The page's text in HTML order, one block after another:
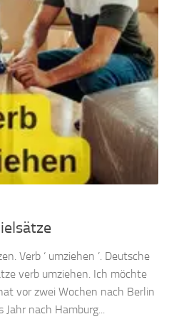
Verb ‘ umziehen ’. Deutsche
verb umziehen. Ich möchte
vor zwei Wochen nach Berlin
nach Hamburg...